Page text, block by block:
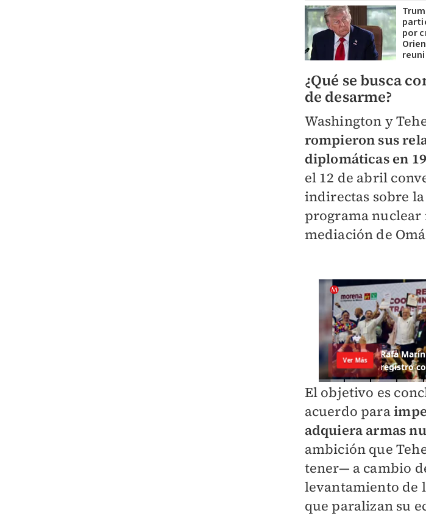
por
¿Qué se busca
de desarme?
Washington y
rompieron sus
diplomáticas en
el 12 de abril
indirectas sobre
programa
mediación de
El objetivo es
acuerdo para
adquiera armas
ambición que
tener— a cambio
levantamiento de
que paralizan su